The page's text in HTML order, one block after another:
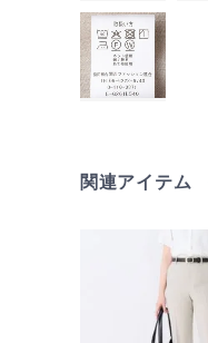
関連アイテム